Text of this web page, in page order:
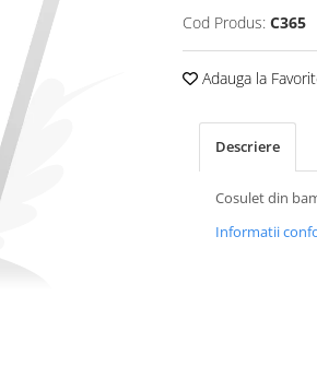
Cod Produs: C365
Adauga la
Descriere
Cosulet din
Informatii